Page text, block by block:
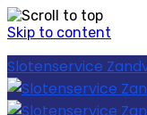
Skip to content
Slotenservice